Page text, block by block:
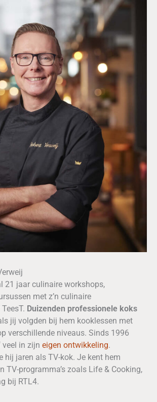
21 jaar culinaire workshops,
met z’n culinaire
Duizenden professionele koks
jij volgden bij hem kooklessen met
verschillende niveaus. Sinds 1996
in zijn eigen ontwikkeling.
hij jaren als TV-kok. Je kent hem
TV-programma’s zoals Life & Cooking,
bij RTL4.